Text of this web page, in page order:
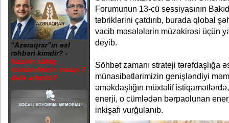
“Azəraqrar”ın əsl
rəhbəri kimdir? -
Nazirin sabiq
komandirinin maaşı 7
dəfə artırılıb?
Forumunun 13-cü sessiyasının
təbriklərini çatdırıb, burada qlobal
vacib məsələlərin müzakirəsi üçün
deyib.
Söhbət zamanı strateji tərəfdaşlığa
münasibətlərimizin genişləndiyi
əməkdaşlığın müxtəlif
enerji, o cümlədən bərpaolunan
inkişafı vurğulanıb.